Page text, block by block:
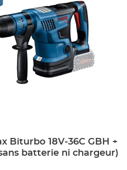
Biturbo 18V-36C GBH +
batterie ni chargeur)